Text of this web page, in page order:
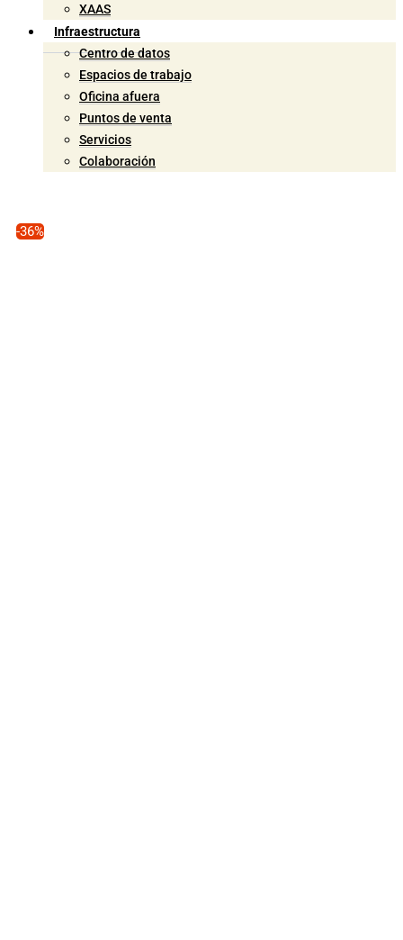
XAAS
Infraestructura
Centro de datos
Espacios de trabajo
Oficina afuera
Puntos de venta
Servicios
Colaboración
-36%